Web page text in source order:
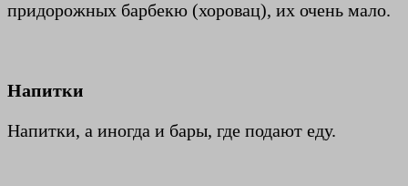
придорожных барбекю (хоровац), их очень мало.
Напитки
Напитки, а иногда и бары, где подают еду.